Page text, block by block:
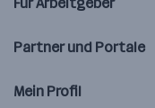
Für Arbeitgeber
Partner und Portale
Mein Profil